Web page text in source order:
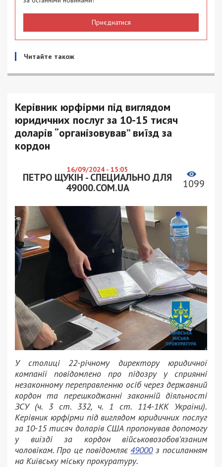
Приєднатися
Читайте також
Керівник юрфірми під виглядом
юридичних послуг за 10-15 тисяч
доларів “організовував” виїзд за
кордон
16/09/2024 - 15:05
ПЕТРО ЩУКІН - СПЕЦИАЛЬНО ДЛЯ
49000.COM.UA
1099
У столиці 22-річному директору юридичної
компанії повідомлено про підозру у сприянні
незаконному переправленню осіб через державний
кордон та перешкоджанні законній діяльності
ЗСУ (ч. 3 ст. 332, ч. 1 ст. 114-1КК України).
Керівник юрфірми під виглядом юридичних послуг
за 10-15 тисяч доларів США пропонував допомогу
у виїзді за кордон військовозобов’язаним
чоловікам. Про це повідомляє49000з посиланням
на Київську міську прокуратуру.